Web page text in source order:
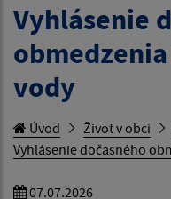
Vyhlásenie
vody
Úvod Život v obci
Vyhlásenie dočasného
07.07.2026